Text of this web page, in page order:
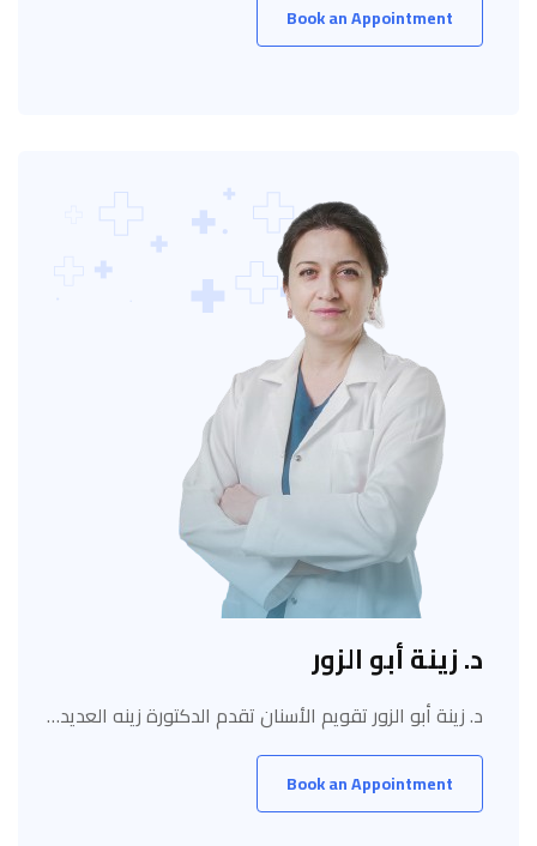
Book an Appointment
د. زينة أبو الزور
د. زينة أبو الزور تقويم الأسنان تقدم الدكتورة زينه العديد…
Book an Appointment